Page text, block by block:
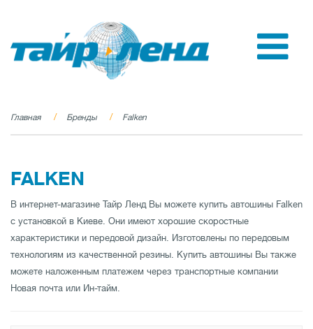
Главная Бренды Falken
FALKEN
В интернет-магазине Тайр Ленд Вы можете купить автошины Falken
с установкой в Киеве. Они имеют хорошие скоростные
характеристики и передовой дизайн. Изготовлены по передовым
технологиям из качественной резины. Купить автошины Вы также
можете наложенным платежем через транспортные компании
Новая почта или Ин-тайм.